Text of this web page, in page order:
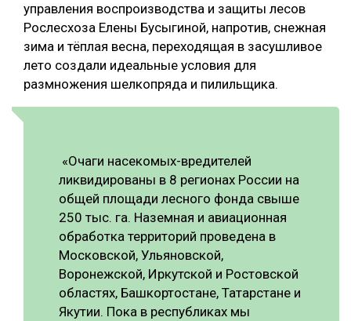
КОМПЛЕКСНАЯ ПЕРЕРАБОТКА
ЛЕСОПИЛЕНИЕ
ДЕРЕВЯННОЕ ДОМОСТРОЕНИЕ
СУШКА ДРЕВЕСИНЫ
МЕБЕЛЬНОЕ ПРОИЗВОДСТВО
управления воспроизводства и защиты лесов
Рослесхоза Елены Бусыгиной, напротив, снежная
зима и тёплая весна, переходящая в засушливое
лето создали идеальные условия для
размножения шелкопряда и пилильщика.
«Очаги насекомых-вредителей
ликвидированы в 8 регионах России на
общей площади лесного фонда свыше
250 тыс. га. Наземная и авиационная
обработка территорий проведена в
Московской, Ульяновской,
Воронежской, Иркутской и Ростовской
областях, Башкортостане, Татарстане и
Якутии. Пока в республиках мы